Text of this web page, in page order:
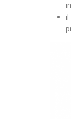
il